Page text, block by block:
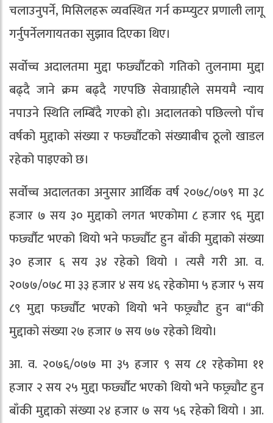
चलाउनुपर्ने, मिसिलहरू व्यवस्थित गर्न कम्प्युटर प्रणाली लागू
गर्नुपर्नेलगायतका सुझाव दिएका थिए।
सर्वोच्च अदालतमा मुद्दा फर्छ्यौटको गतिको तुलनामा मुद्दा
बढ्दै जाने क्रम बढ्दै गएपछि सेवाग्राहीले समयमै न्याय
नपाउने स्थिति लम्बिँदै गएको हो। अदालतको पछिल्लो पाँच
वर्षको मुद्दाको संख्या र फर्छ्यौटको संख्याबीच ठूलो खाडल
रहेको पाइएको छ।
सर्वोच्च अदालतका अनुसार आर्थिक वर्ष २०७८/०७९ मा ३८
हजार ७ सय ३० मुद्दाको लगत भएकोमा ८ हजार ९६ मुद्दा
फर्छ्यौट भएको थियो भने फर्छ्यौट हुन बाँकी मुद्दाको संख्या
३० हजार ६ सय ३४ रहेको थियो । त्यसै गरी आ. व.
२०७७/०७८ मा ३३ हजार ४ सय ४६ रहेकोमा ५ हजार ५ सय
८९ मुद्दा फर्छ्यौट भएको थियो भने फछ्र्यौट हुन बा“की
मुद्दाको संख्या २७ हजार ७ सय ७७ रहेको थियो।
आ. व. २०७६/०७७ मा ३५ हजार ९ सय ८१ रहेकोमा ११
हजार २ सय २५ मुद्दा फर्छ्यौट भएको थियो भने फछ्र्यौट हुन
बाँकी मुद्दाको संख्या २४ हजार ७ सय ५६ रहेको थियो । आ.